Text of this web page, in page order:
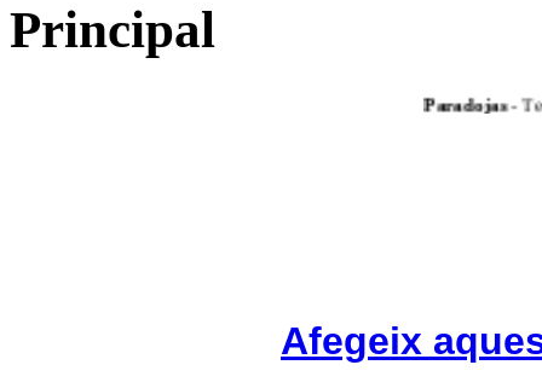
Principal
Paradojas-
Afegeix